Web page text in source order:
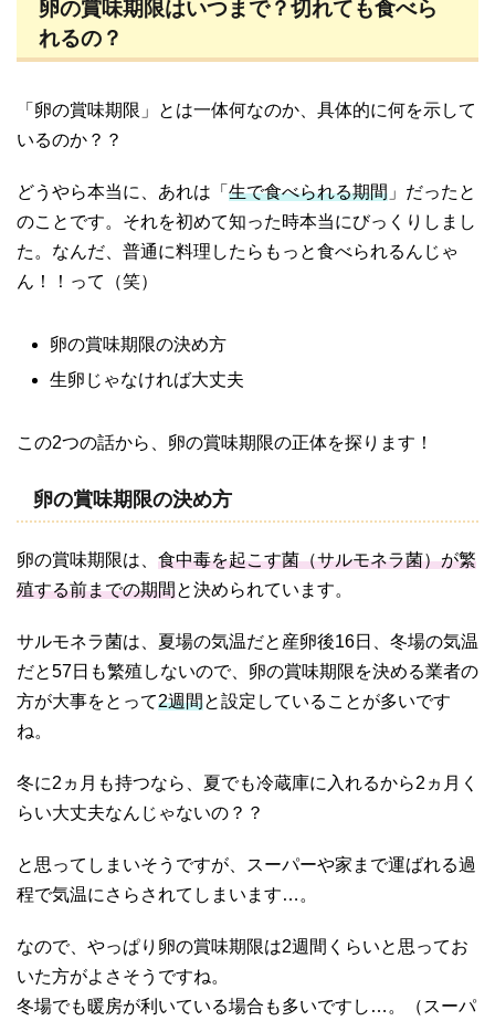
卵の賞味期限はいつまで？切れても食べら
れるの？
「卵の賞味期限」とは一体何なのか、具体的に何を示して
いるのか？？
どうやら本当に、あれは「 生で食べられる期間 」だったと
のことです。それを初めて知った時本当にびっくりしまし
た。なんだ、普通に料理したらもっと食べられるんじゃ
ん！！って（笑）
卵の賞味期限の決め方
生卵じゃなければ大丈夫
この2つの話から、卵の賞味期限の正体を探ります！
卵の賞味期限の決め方
卵の賞味期限は、 食中毒を起こす菌（サルモネラ菌）が繁
殖する前までの期間と決められています。
サルモネラ菌は、夏場の気温だと産卵後16日、冬場の気温
だと57日も繁殖しないので、卵の賞味期限を決める業者の
方が大事をとって2週間と設定していることが多いです
ね。
冬に2ヵ月も持つなら、夏でも冷蔵庫に入れるから2ヵ月く
らい大丈夫なんじゃないの？？
と思ってしまいそうですが、スーパーや家まで運ばれる過
程で気温にさらされてしまいます…。
なので、やっぱり卵の賞味期限は2週間くらいと思ってお
いた方がよさそうですね。
冬場でも暖房が利いている場合も多いですし…。（スーパ